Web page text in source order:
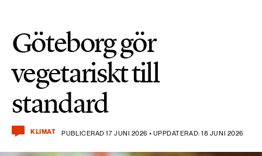
Göteborg gör
vegetariskt till
standard
KLIMAT PUBLICERAD 17 JUNI 2026 • UPPDATERAD: 18 JUNI 2026